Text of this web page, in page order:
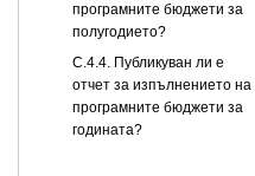
програмните бюджети за
полугодието?
С.4.4. Публикуван ли е
отчет за изпълнението на
програмните бюджети за
годината?